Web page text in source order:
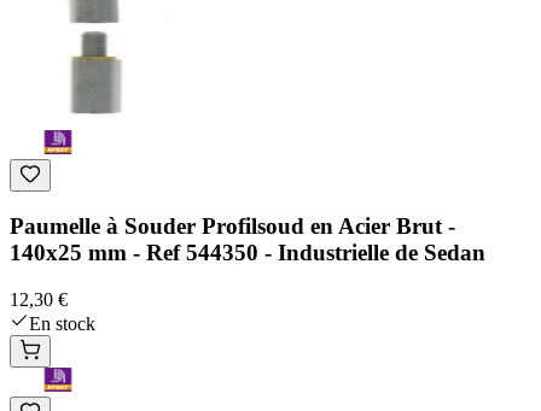
Paumelle à Souder Profilsoud en Acier Brut -
140x25 mm - Ref 544350 - Industrielle de Sedan
12,30 €
En stock